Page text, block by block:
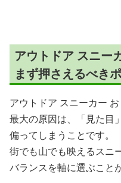
アウトドア スニー
まず押さえるべき
アウトドア スニーカー
最大の原因は、「見た目
偏ってしまうことです。
街でも山でも映えるスニ
バランスを軸に選ぶこと